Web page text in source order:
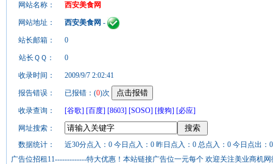
网站名称：
西安美食网
网站地址： 西安美食网 -
站长邮箱： 0
站长ＱＱ： 0
收录时间： 2009/9/7 2:02:41
报告错误： 已报错：(0)次
收录查询： [谷歌] [百度] [8603] [SOSO] [搜狗] [必应]
网址搜索：
数据统计：
近30分点入：0 今日点入：0 昨日点入：0 总点入：0 今日点出：
广告位招租11-------------特大优惠！本站链接广告位一元每个 欢迎关注美业商机